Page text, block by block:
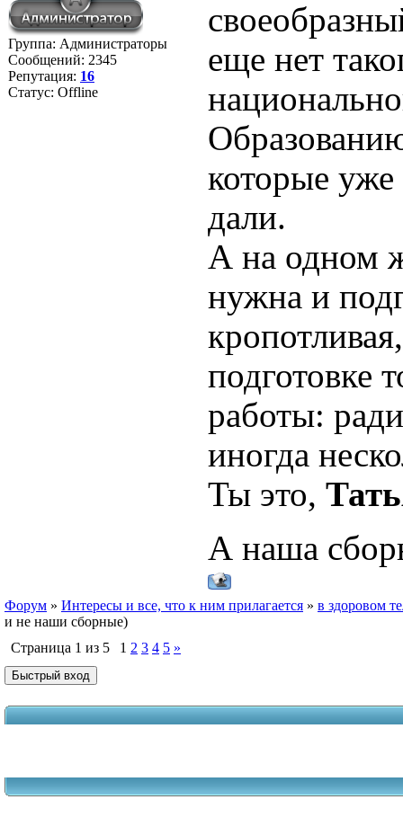
Группа: Администраторы
Сообщений: 2345
Репутация: 16
Статус: Offline
еще нет
которые уже
дали.
А на одном
нужна и
подготовке
работы:
иногда
Ты это,
А наша
Форум » Интересы и все, что к ним прилагается » в здоровом
и не наши сборные)
Страница 1 из 5 1 2 3 4 5 »